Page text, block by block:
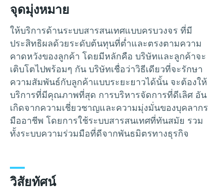
จุดมุ่งหมาย
ให้บริการด้านระบบสารสนเทศแบบครบวงจร ที่มี
ประสิทธิผลด้วยระดับต้นทุนที่ต่ำและตรงตามความ
คาดหวังของลูกค้า โดยมีหลักคือ บริษัทและลูกค้าจะ
เติบโตไปพร้อมๆ กัน บริษัทเชื่อว่าวิธีเดียวที่จะรักษา
ความสัมพันธ์กับลูกค้าแบบระยะยาวได้นั้น จะต้องให้
บริการที่มีคุณภาพที่สุด การบริหารจัดการที่ดีเลิศ อัน
เกิดจากความเชี่ยวชาญและความมุ่งมั่นของบุคลากร
มืออาชีพ โดยการใช้ระบบสารสนเทศที่ทันสมัย รวม
ทั้งระบบความร่วมมือที่ดีจากพันธมิตรทางธุรกิจ
วิสัยทัศน์